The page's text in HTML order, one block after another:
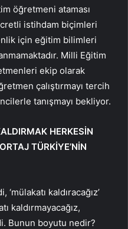
öğretmeni ataması
istihdam biçimleri
için eğitim bilimleri
Milli Eğitim
ekip olarak
çalıştırmayı tercih
tanışmayı bekliyor.
HERKESİN
TÜRKİYE’NİN
kaldıracağız’
kaldırmayacağız,
Bunun boyutu nedir?